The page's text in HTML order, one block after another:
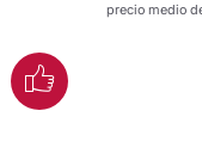
precio medio